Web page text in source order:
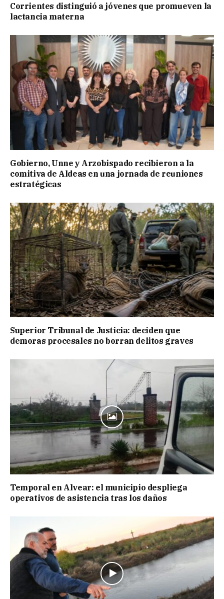
Corrientes distinguió a jóvenes que promueven la
lactancia materna
Gobierno, Unne y Arzobispado recibieron a la
comitiva de Aldeas en una jornada de reuniones
estratégicas
Superior Tribunal de Justicia: deciden que
demoras procesales no borran delitos graves
Temporal en Alvear: el municipio despliega
operativos de asistencia tras los daños